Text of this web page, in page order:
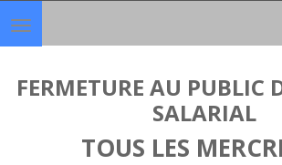
Toggle
navigation
FERMETURE AU PUBLIC
SALARIAL
TOUS LES